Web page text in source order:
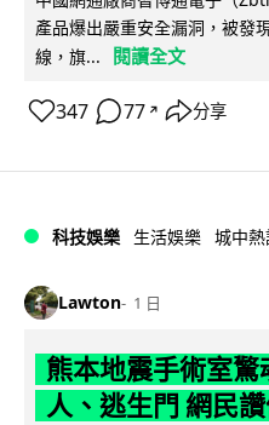
產品爆出嚴重安全漏洞，被發
線，旗...
閱讀全文
347 77 ↗ 分享
科技娛樂 生活娛樂 城中
Lawton 1 日
熊本地震手術室
人、逃生門 網民